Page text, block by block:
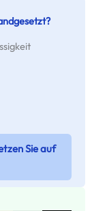
Sie auf